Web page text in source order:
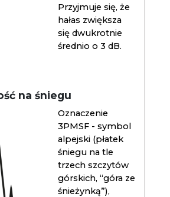
Przyjmuje się, że
hałas zwiększa
się dwukrotnie
średnio o 3 dB.
na śniegu
Oznaczenie
3PMSF - symbol
alpejski (płatek
śniegu na tle
trzech szczytów
górskich, “góra ze
śnieżynką”),